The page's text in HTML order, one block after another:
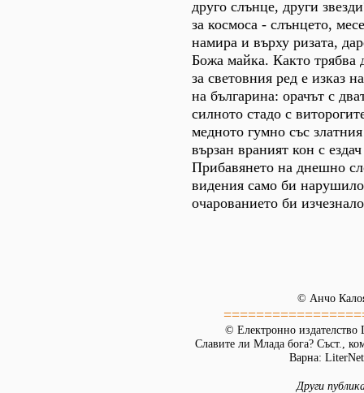
друго слънце, други
за космоса - слънцето,
намира и върху ризата,
Божа майка. Както трябва
за световния ред е изказ
на българина: орачът с
силното стадо с
медното гумно със
вързан враният кон с
Прибавянето на днешно
видения само би
очарованието би
© Анчо
© Електронно издателство
Славите ли Млада бога? Съст.,
Варна:
Други